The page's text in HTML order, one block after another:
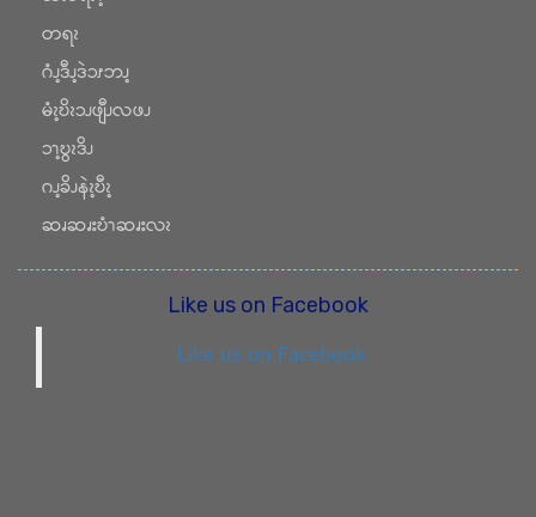
တရၩ
ဂံၪ့ဒီၪ့ဒဲၥၭဘၪ့
မံၩ့ဎိၩၥၪဖျီၪလဖၪ
ၥၫ့ဎွၩဒိၪ
ဂၪ့ခိၪနဲၩ့ဎီၩ့
ဆၧဆၧးဎံၫဆၧးလၩ
Like us on Facebook
Like us on Facebook